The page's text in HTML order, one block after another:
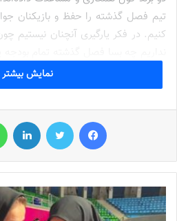
تیم فصل گذشته را حفظ و بازیکنان
کنیم. در فکر یارگیری آنچنان نیستیم
یکی از بازیکنان تیم‌های بم و سپاهان بود!
کار سختی را در آسیا پیش رو داریم
نوشته های مشابه
شماره 772 روزنامه فوتبالز منتشر شد
2022-12-16
نمایش